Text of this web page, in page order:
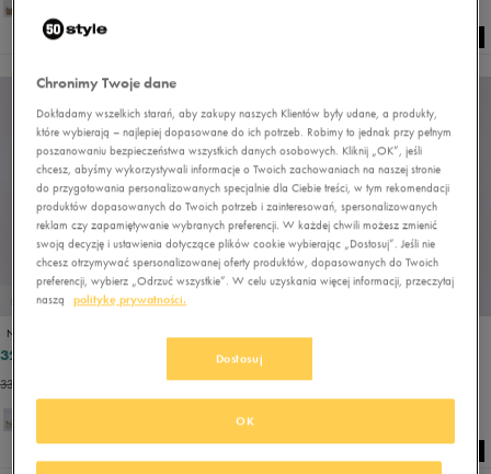
PROMO: DO -30%
NIKE WMNS AIR FORCE 1 '07 REC
323,99 zł
339,99 zł
217,49 zł
224,99 zł- najniższa cena
Chronimy Twoje dane
Dokładamy wszelkich starań, aby zakupy naszych Klientów były udane, a produkty,
które wybierają – najlepiej dopasowane do ich potrzeb. Robimy to jednak przy pełnym
poszanowaniu bezpieczeństwa wszystkich danych osobowych. Kliknij „OK”, jeśli
chcesz, abyśmy wykorzystywali informacje o Twoich zachowaniach na naszej stronie
do przygotowania personalizowanych specjalnie dla Ciebie treści, w tym rekomendacji
produktów dopasowanych do Twoich potrzeb i zainteresowań, spersonalizowanych
reklam czy zapamiętywanie wybranych preferencji. W każdej chwili możesz zmienić
swoją decyzję i ustawienia dotyczące plików cookie wybierając „Dostosuj”. Jeśli nie
chcesz otrzymywać spersonalizowanej oferty produktów, dopasowanych do Twoich
preferencji, wybierz „Odrzuć wszystkie”. W celu uzyskania więcej informacji, przeczytaj
naszą
politykę prywatności.
Dostosuj
OK